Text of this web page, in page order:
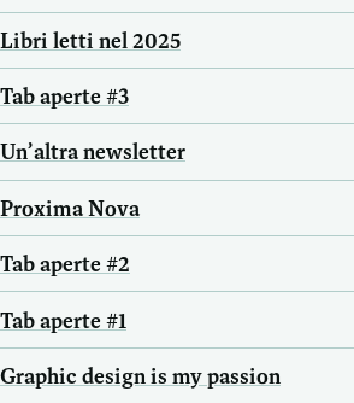
Libri letti nel 2025
Tab aperte #3
Un’altra newsletter
Proxima Nova
Tab aperte #2
Tab aperte #1
Graphic design is my passion